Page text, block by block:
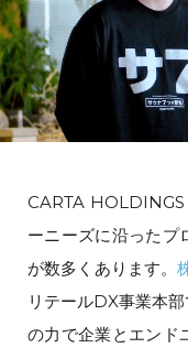
CARTA
ーニーズに沿ったプ
が数多くあります。
リテールDX事業本
の力で企業とエンド